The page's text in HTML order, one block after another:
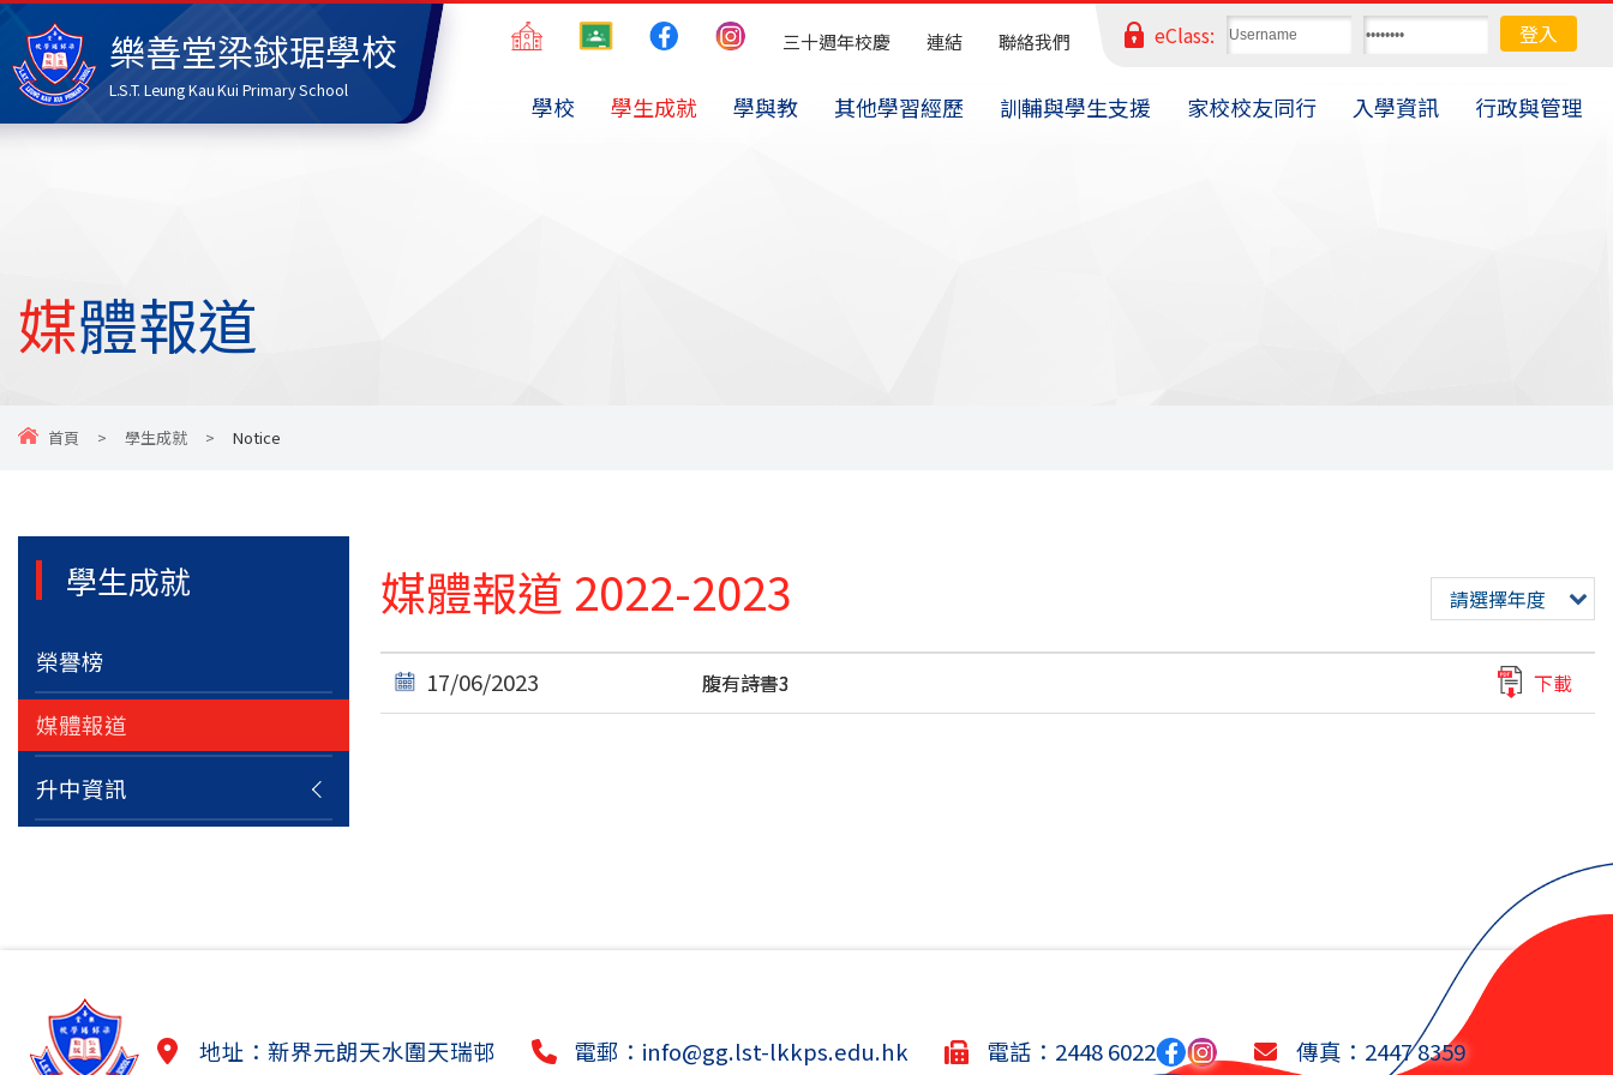
樂善堂梁銶琚學校
L.S.T. Leung Kau Kui Primary School
eClass:
三十週年校慶 連結 聯絡我們
學校 學生成就 學與教 其他學習經歷 訓輔與學生支援 家校校友同行 入學資訊 行政與管理
媒體報道
首頁 > 學生成就 > Notice
媒體報道 2022-2023 請選擇年度
17/06/2023 腹有詩書3 下載
學生成就
榮譽榜
媒體報道
升中資訊
地址：新界元朗天水圍天瑞邨 電郵： info@gg.lst-lkkps.edu.hk 電話：2448 6022 傳真：2447 8359